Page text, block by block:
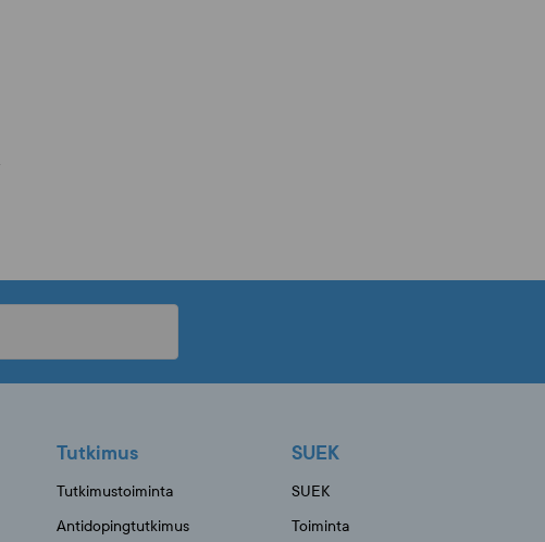
Tutkimus
Tutkimustoiminta
Antidopingtutkimus
SUEK
SUEK
Toiminta